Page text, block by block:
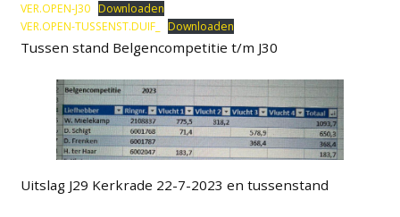
VER.OPEN-J30 Downloaden
VER.OPEN-TUSSENST.DUIF_
Downloaden
Tussen stand Belgencompetitie t/m J30
Uitslag J29 Kerkrade 22-7-2023 en tussenstand